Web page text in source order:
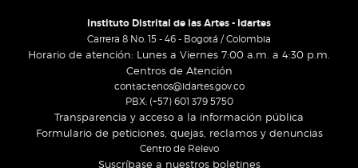
Instituto Distrital de las Artes - Idartes
Carrera 8 No. 15 - 46 - Bogotá / Colombia
Horario de atención: Lunes a Viernes 7:00 a.m. a 4:30 p.m.
Centros de Atención
contactenos@idartes.gov.co
PBX: (+57) 601 379 5750
Transparencia y acceso a la información pública
Formulario de peticiones, quejas, reclamos y denuncias
Centro de Relevo
Suscríbase a nuestros boletines